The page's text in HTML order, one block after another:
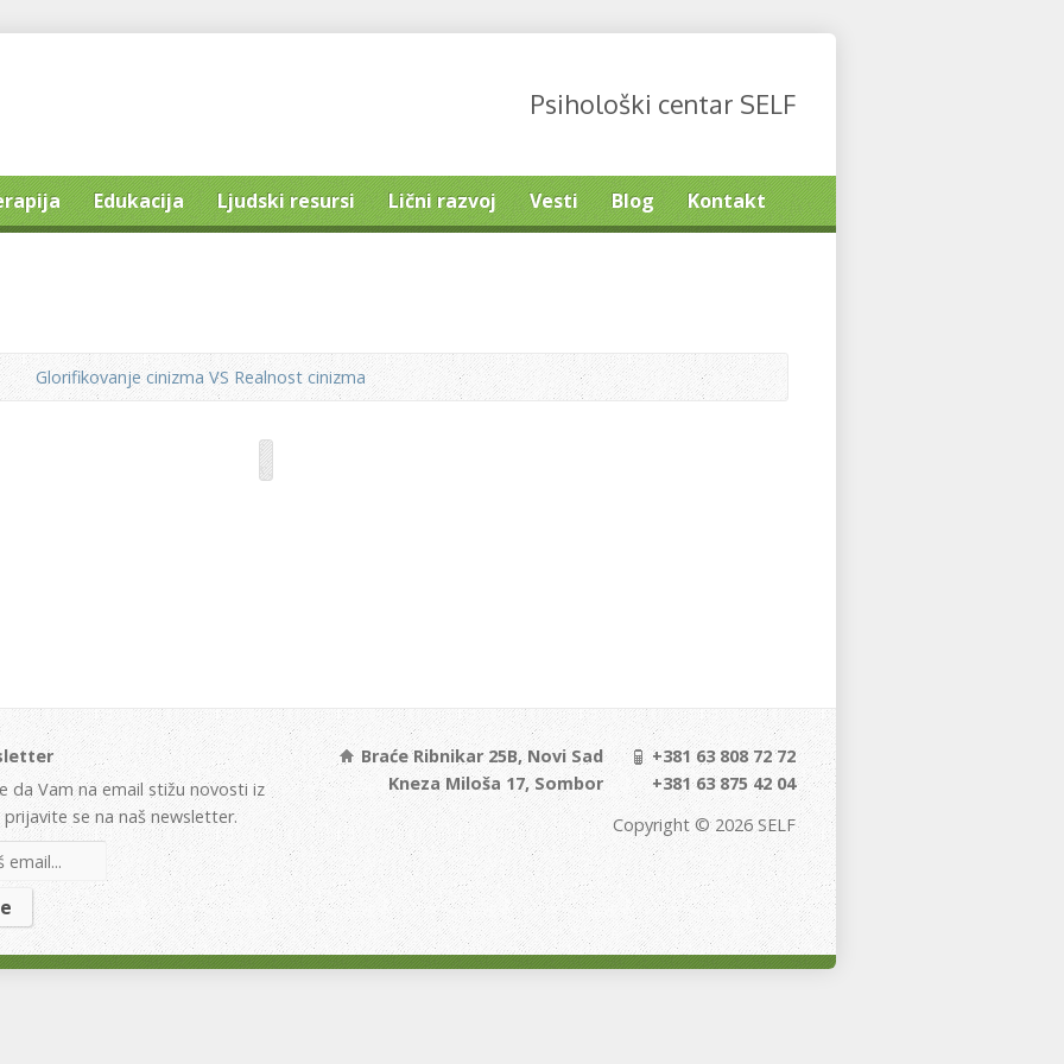
Psihološki centar SELF
Edukacija Ljudski resursi Lični razvoj Vesti Blog Kontakt
Glorifikovanje cinizma VS Realnost cinizma
da Vam na email stižu novosti iz
prijavite se na naš newsletter.
Braće Ribnikar 25B, Novi Sad
Kneza Miloša 17, Sombor
+381 63 808 72 72
+381 63 875 42 04
Copyright © 2026 SELF